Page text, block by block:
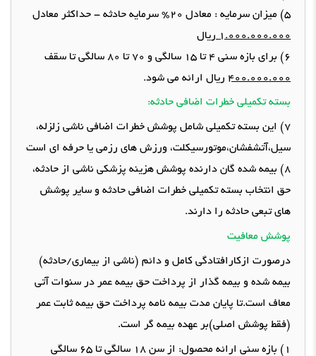
5)
میزان سرمایه : معادل 20% سرمایه حادثه - حداکثر معادل
1.000.000.000 ریال
6)
برای بازه سنی 4 تا 15 سالگی و 70 تا 80 سالگی تا سقف
400.000.000 ریال ارائه می شود.
بسته تکمیلی خطرات اضافی حادثه:
7)
این بسته تکمیلی شامل پوشش خطرات اضافی ناشی زلزله،
سیل،آتشفشان،موتورسیکلت، ورزش های رزمی یا حرفه ای است
8)
بیمه شده گان دارنده پوشش هزینه پزشکی ناشی از حادثه،
حق انتخاب بسته تکمیلی خطرات اضافی حادثه و سایر پوشش
های تبعی حادثه را دارند.
پوشش معافیت
درصورت ازکارافتادگی کامل و دائم (ناشی از بیماری/حادثه)
بیمه شده و بیمه گذار از پرداخت حق بیمه عمر در سنوات آتی
معاف است.تا پایان مدت بیمه نامه پرداخت حق بیمه ثابت عمر
(فقط پوشش اصلی)بر عهده بیمه گر است.
1) بازه سنی ارائه محصول: از سن 18 سالگی تا 65 سالگی